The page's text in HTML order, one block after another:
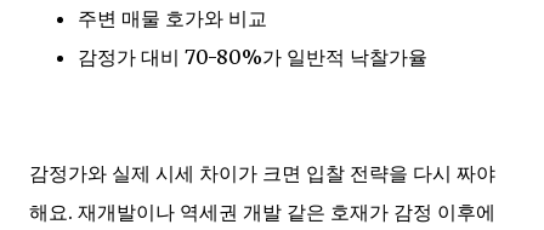
주변 매물 호가와 비교
감정가 대비 70-80%가 일반적 낙찰가율
감정가와 실제 시세 차이가 크면 입찰 전략을 다시 짜야
해요. 재개발이나 역세권 개발 같은 호재가 감정 이후에